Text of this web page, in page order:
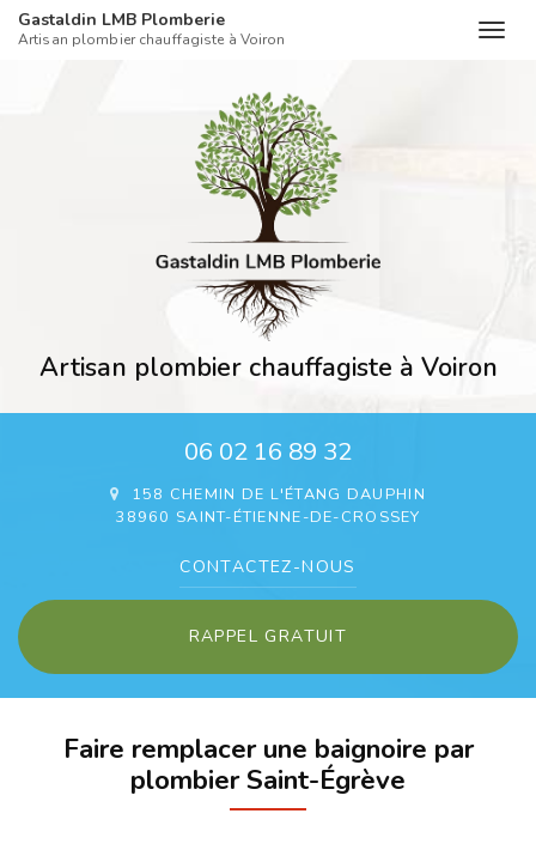
Gastaldin LMB Plomberie
Artisan plombier chauffagiste à Voiron
Artisan plombier chauffagiste à Voiron
06 02 16 89 32
158 CHEMIN DE L'ÉTANG DAUPHIN
38960 SAINT-ÉTIENNE-DE-CROSSEY
CONTACTEZ-NOUS
RAPPEL GRATUIT
Faire remplacer une baignoire par
plombier Saint-Égrève